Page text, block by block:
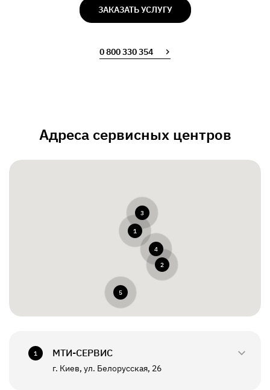
ЗАКАЗАТЬ УСЛУГУ
0 800 330 354
Адреса сервисных центров
1
2
3
4
5
1 МТИ-СЕРВИС
г. Киев, ул. Белорусская, 26